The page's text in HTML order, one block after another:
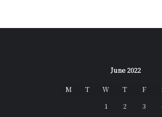
June 2022
M T W T F
1
2 3